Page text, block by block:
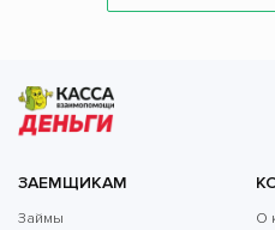
ЗАЕМЩИКАМ
Займы
О